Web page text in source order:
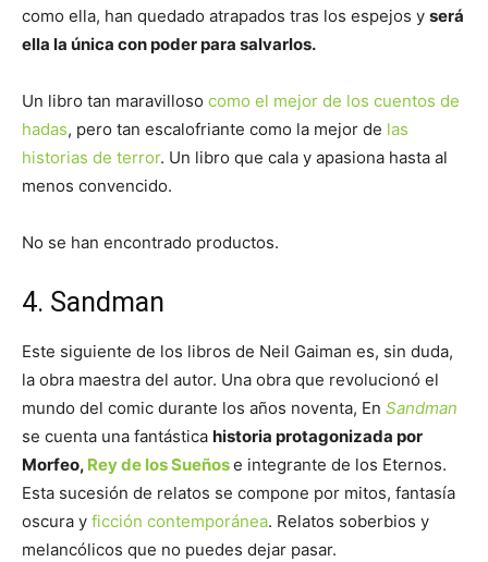
como ella, han quedado atrapados tras los espejos y será
ella la única con poder para salvarlos.
Un libro tan maravilloso como el mejor de los cuentos de
hadas, pero tan escalofriante como la mejor de las
historias de terror. Un libro que cala y apasiona hasta al
menos convencido.
No se han encontrado productos.
4. Sandman
Este siguiente de los libros de Neil Gaiman es, sin duda,
la obra maestra del autor. Una obra que revolucionó el
mundo del comic durante los años noventa, En Sandman
se cuenta una fantástica historia protagonizada por
Morfeo, Rey de los Sueñose integrante de los Eternos.
Esta sucesión de relatos se compone por mitos, fantasía
oscura y ficción contemporánea. Relatos soberbios y
melancólicos que no puedes dejar pasar.